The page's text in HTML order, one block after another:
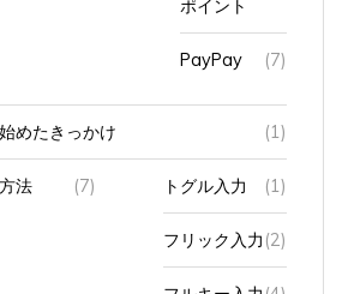
PayPay (7)
めたきっかけ (1)
法 (7) トグル入力 (1)
フリック入力(2)
フルキー入力(4)